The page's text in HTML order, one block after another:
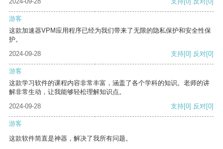
游客
这款加速器VPM应用程序已经为我们带来了无限的隐私保护和安全性保
护。
2024-09-28
支持[0] 反对[0]
游客
这款学习软件的课程内容非常丰富，涵盖了各个学科的知识。老师的讲
解非常生动，让我能够轻松理解知识点。
2024-09-28
支持[0] 反对[0]
游客
这款软件简直是神器，解决了我所有问题。